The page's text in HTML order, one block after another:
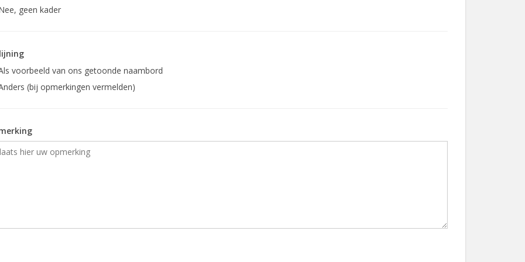
geen kader
voorbeeld van ons getoonde naambord
(bij opmerkingen vermelden)